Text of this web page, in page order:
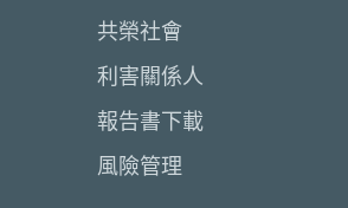
共榮社會
利害關係人
報告書下載
風險管理